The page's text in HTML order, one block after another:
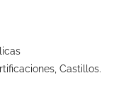
Castillos.